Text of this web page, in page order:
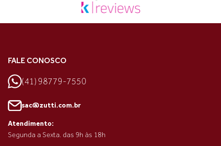
FALE CONOSCO
(41) 98779-7550
sac@zutti.com.br
Atendimento:
Segunda a Sexta. das 9h às 18h